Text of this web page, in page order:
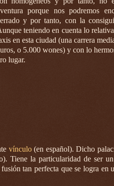
porque nos podremos
y por tanto, con la
teniendo en cuenta lo
en esta ciudad (una carrera
o 5.000 wones) y con lo
lugar.
vínculo(en español). Dicho
Tiene la particularidad de ser
tan perfecta que se logra en